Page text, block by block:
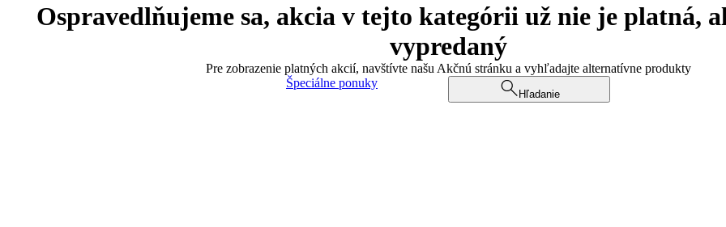
Ospravedlňujeme sa, akcia v tejto kategórii už nie je platná,
vypredaný
Pre zobrazenie platných akcií, navštívte našu Akčnú stránku a vyhľadajte alternatívne produkty
Špeciálne ponuky
Hľadanie